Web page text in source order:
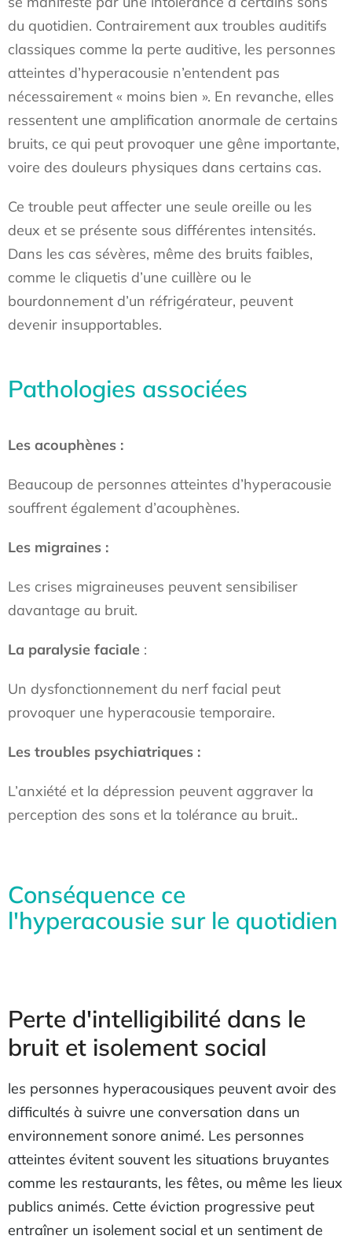
du quotidien. Contrairement aux troubles auditifs
classiques comme la perte auditive, les personnes
atteintes d’hyperacousie n’entendent pas
nécessairement « moins bien ». En revanche, elles
ressentent une amplification anormale de certains
bruits, ce qui peut provoquer une gêne importante,
voire des douleurs physiques dans certains cas.
Ce trouble peut affecter une seule oreille ou les
deux et se présente sous différentes intensités.
Dans les cas sévères, même des bruits faibles,
comme le cliquetis d’une cuillère ou le
bourdonnement d’un réfrigérateur, peuvent
devenir insupportables.
Pathologies associées
Les acouphènes :
Beaucoup de personnes atteintes d’hyperacousie
souffrent également d’acouphènes.
Les migraines :
Les crises migraineuses peuvent sensibiliser
davantage au bruit.
La paralysie faciale :
Un dysfonctionnement du nerf facial peut
provoquer une hyperacousie temporaire.
Les troubles psychiatriques :
L’anxiété et la dépression peuvent aggraver la
perception des sons et la tolérance au bruit..
Conséquence ce
l'hyperacousie sur le quotidien
Perte d'intelligibilité dans le
bruit et isolement social
les personnes hyperacousiques peuvent avoir des
difficultés à suivre une conversation dans un
environnement sonore animé. Les personnes
atteintes évitent souvent les situations bruyantes
comme les restaurants, les fêtes, ou même les lieux
publics animés. Cette éviction progressive peut
entraîner un isolement social et un sentiment de